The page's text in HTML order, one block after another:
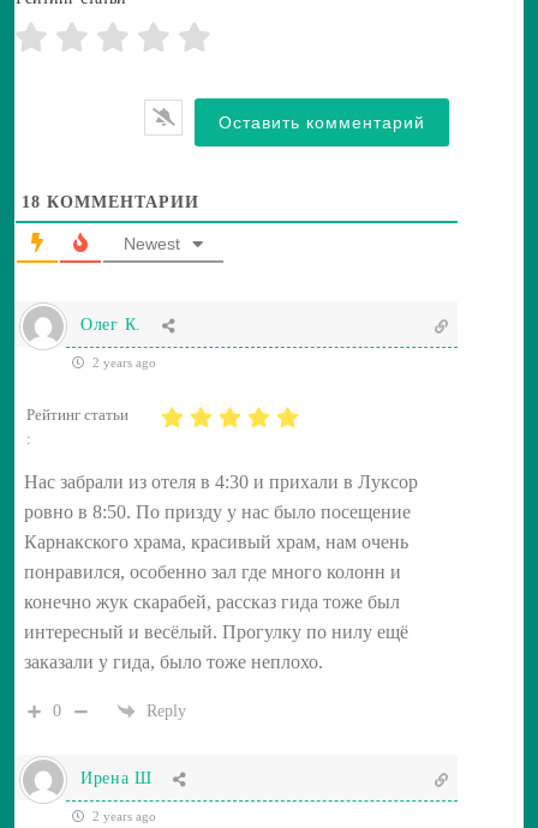
18 КОММЕНТАРИИ
Newest
Олег К.
2 years ago
Рейтинг статьи
:
Нас забрали из отеля в 4:30 и прихали в Луксор
ровно в 8:50. По призду у нас было посещение
Карнакского храма, красивый храм, нам очень
понравился, особенно зал где много колонн и
конечно жук скарабей, рассказ гида тоже был
интересный и весёлый. Прогулку по нилу ещё
заказали у гида, было тоже неплохо.
0 Reply
Ирена Ш
2 years ago